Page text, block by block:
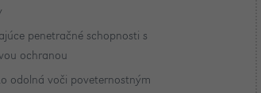
penetračné schopnosti s
ochranou
odolná voči poveternostným